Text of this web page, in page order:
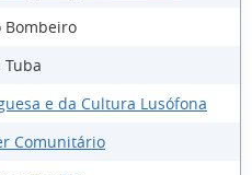
Bombeiro
e da Cultura Lusófona
Comunitário